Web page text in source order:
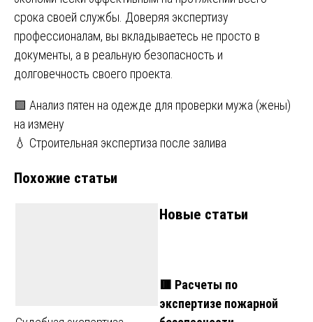
срока своей службы. Доверяя экспертизу
профессионалам, вы вкладываетесь не просто в
документы, а в реальную безопасность и
долговечность своего проекта.
Навигация
по
🟩 Анализ пятен на одежде для проверки мужа (жены)
на измену
💧 Строительная экспертиза после залива
Похожие статьи
Новые статьи
🟥 Расчеты по
экспертизе пожарной